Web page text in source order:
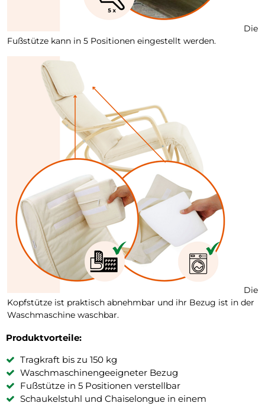
Die
Fußstütze kann in 5 Positionen eingestellt werden.
Die
Kopfstütze ist praktisch abnehmbar und ihr Bezug ist in der
Waschmaschine waschbar.
Produktvorteile:
Tragkraft bis zu 150 kg
Waschmaschinengeeigneter Bezug
Fußstütze in 5 Positionen verstellbar
Schaukelstuhl und Chaiselongue in einem